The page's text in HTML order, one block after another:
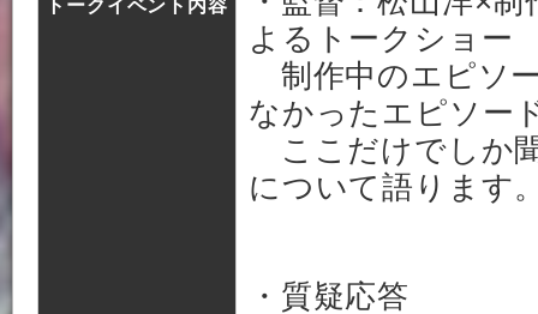
トークイベント内容
よるトークショー
制作中のエピソ
なかったエピソー
ここだけでしか
について語ります
・質疑応答